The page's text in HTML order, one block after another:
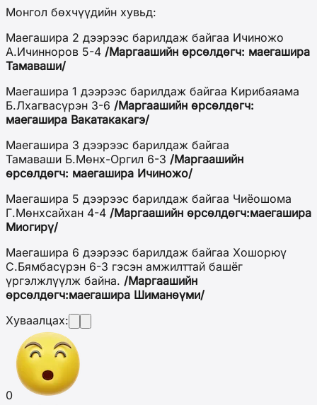
Монгол бөхчүүдийн хувьд:
Маегашира 2 дээрээс барилдаж байгаа Ичиножо
А.Ичинноров 5-4 /Маргаашийн өрсөлдөгч: маегашира
Тамаваши/
Маегашира 1 дээрээс барилдаж байгаа Кирибаяама
Б.Лхагвасүрэн 3-6 /Маргаашийн өрсөлдөгч:
маегашира Вакатакакагэ/
Маегашира 3 дээрээс барилдаж байгаа
Тамаваши Б.Мөнх-Оргил 6-3 /Маргаашийн
өрсөлдөгч: маегашира Ичиножо/
Маегашира 5 дээрээс барилдаж байгаа Чиёошома
Г.Мөнхсайхан 4-4 /Маргаашийн өрсөлдөгч:маегашира
Миогирү/
Маегашира 6 дээрээс барилдаж байгаа Хошорюү
С.Бямбасүрэн 6-3 гэсэн амжилттай башёг
үргэлжлүүлж байна. /Маргаашийн
өрсөлдөгч:маегашира Шиманөүми/
Хуваалцах:
0